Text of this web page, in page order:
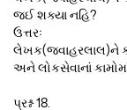
જઈ શક્યા નહિ?
ઉત્તરઃ
લેખક(જવાહરલાલ)ને
અને લોકસેવાનાં
પ્રશ્ન 18.